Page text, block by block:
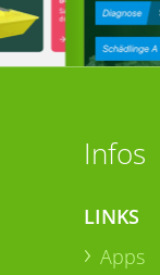
Infos
LINKS
Apps